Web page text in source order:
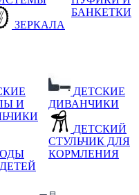
ЗЕРКАЛА
БАНКЕТКИ
И
ДЕТСКИЕ
ДИВАНЧИКИ
ДЕТСКИЙ
СТУЛЬЧИК ДЛЯ
КОРМЛЕНИЯ